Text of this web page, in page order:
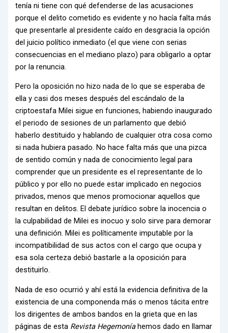
tenía ni tiene con qué defenderse de las acusaciones
porque el delito cometido es evidente y no hacía falta más
que presentarle al presidente caído en desgracia la opción
del juicio político inmediato (el que viene con serias
consecuencias en el mediano plazo) para obligarlo a optar
por la renuncia.
Pero la oposición no hizo nada de lo que se esperaba de
ella y casi dos meses después del escándalo de la
criptoestafa Milei sigue en funciones, habiendo inaugurado
el periodo de sesiones de un parlamento que debió
haberlo destituido y hablando de cualquier otra cosa como
si nada hubiera pasado. No hace falta más que una pizca
de sentido común y nada de conocimiento legal para
comprender que un presidente es el representante de lo
público y por ello no puede estar implicado en negocios
privados, menos que menos promocionar aquellos que
resultan en delitos. El debate jurídico sobre la inocencia o
la culpabilidad de Milei es inocuo y solo sirve para demorar
una definición. Milei es políticamente imputable por la
incompatibilidad de sus actos con el cargo que ocupa y
esa sola certeza debió bastarle a la oposición para
destituirlo.
Nada de eso ocurrió y ahí está la evidencia definitiva de la
existencia de una componenda más o menos tácita entre
los dirigentes de ambos bandos en la grieta que en las
páginas de esta Revista Hegemoníahemos dado en llamar